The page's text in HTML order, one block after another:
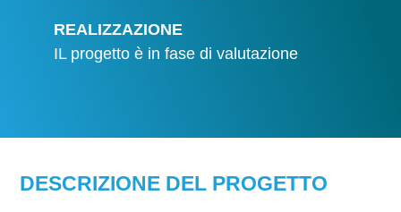
REALIZZAZIONE
IL progetto è in fase di valutazione
DESCRIZIONE DEL PROGETTO